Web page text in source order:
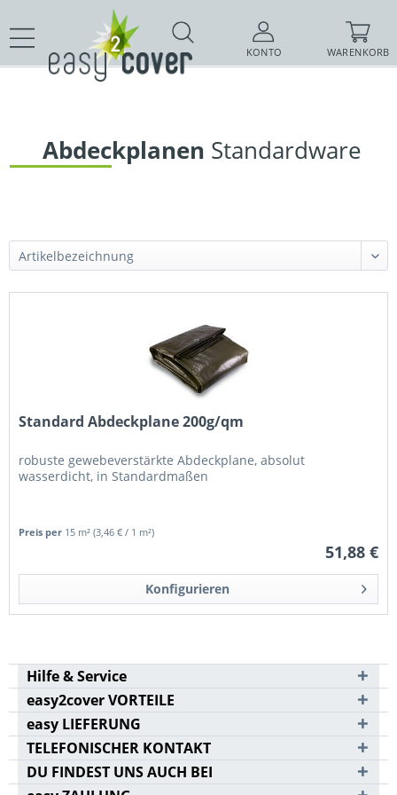
KONTO WARENKORB
Abdeckplanen Standardware
Standard Abdeckplane 200g/qm
robuste gewebeverstärkte Abdeckplane, absolut
wasserdicht, in Standardmaßen
Preis per 15 m²(3,46 € / 1 m²)
51,88 €
Konfigurieren
Hilfe & Service
easy2cover VORTEILE
easy LIEFERUNG
TELEFONISCHER KONTAKT
DU FINDEST UNS AUCH BEI